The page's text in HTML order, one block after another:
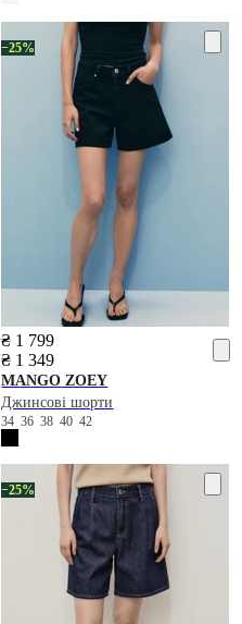
−25%
₴ 1 799
₴ 1 349
MANGO ZOEY
Джинсові шорти
3436384042
−25%